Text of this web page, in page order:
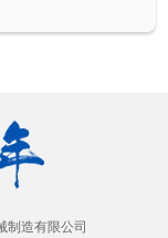
造有限公司